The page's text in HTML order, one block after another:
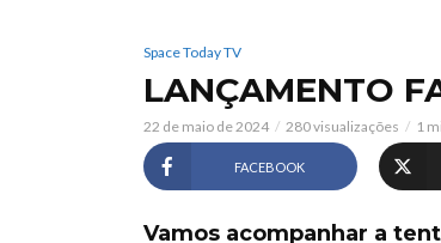
Space Today TV
LANÇAMENTO
22 de maio de 2024 280 visualizações 1
FACEBOOK
Vamos acompanhar a